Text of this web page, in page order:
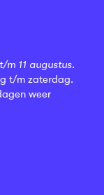
m 11 augustus.
t/m zaterdag.
weer